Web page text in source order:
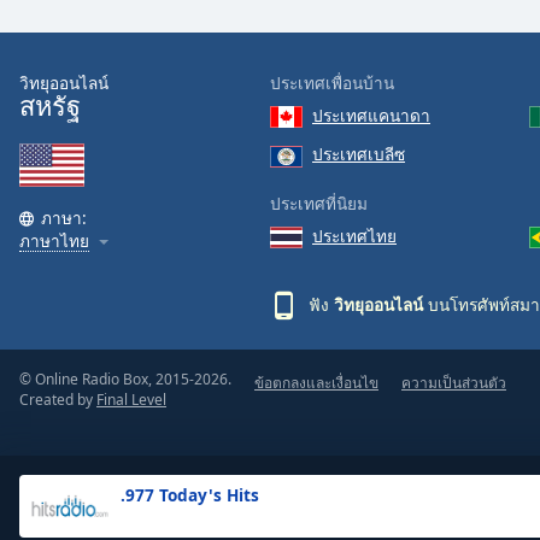
Text
Opacity
Background
.977 Today's Hits
วิทยุออนไลน์
สหรัฐ
ภาษา:
ภาษาไทย
ประเทศเพื่อนบ้าน
ประเทศแคนาดา
ประเทศเบลีซ
ประเทศที่นิยม
ประเทศไทย
ฟัง วิทยุออนไลน์บนโทรศัพท์สม
© Online Radio Box, 2015-2026.
Created by Final Level
ข้อตกลงและเงื่อนไข ความเป็นส่วนตัว